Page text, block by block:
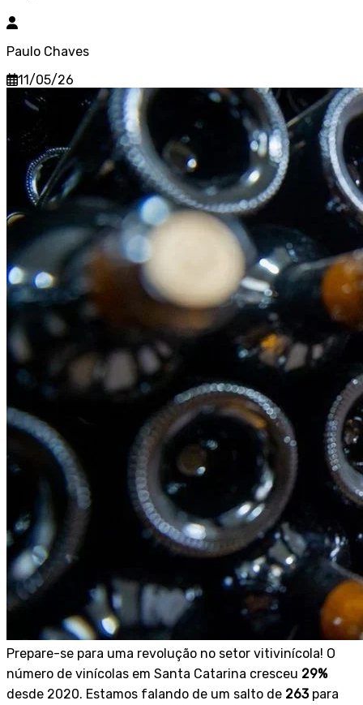
Paulo Chaves
11/05/26
Prepare-se para uma revolução no setor vitivinícola! O
número de vinícolas em Santa Catarina cresceu 29%
desde 2020. Estamos falando de um salto de 263para